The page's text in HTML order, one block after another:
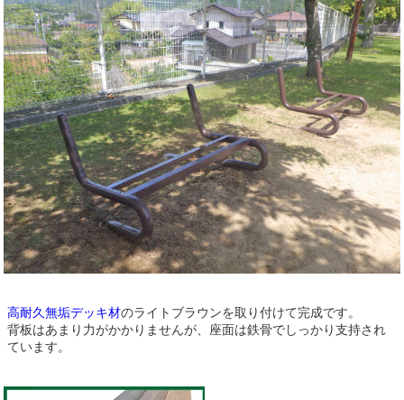
高耐久無垢デッキ材のライトブラウンを取り付けて完成です。
背板はあまり力がかかりませんが、座面は鉄骨でしっかり支持され
ています。